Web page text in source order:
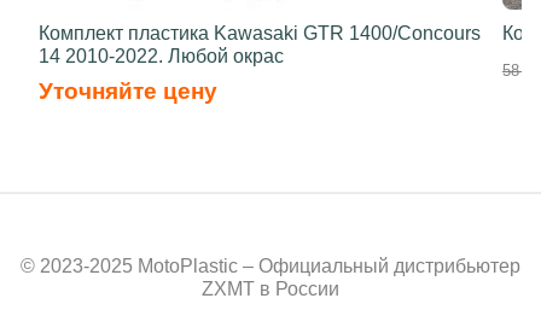
Комплект пластика Kawasaki GTR 1400/Concours
14 2010-2022. Любой окрас
Уточняйте цену
58
© 2023-2025 MotoPlastic – Официальный дистрибьютер
ZXMT в России